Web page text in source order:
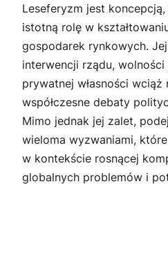
Leseferyzm jest
istotną rolę w
gospodarek rynkowych.
interwencji rządu,
prywatnej własności wciąż
współczesne debaty
Mimo jednak jej zalet,
wieloma wyzwaniami,
w kontekście rosnącej
globalnych problemów i